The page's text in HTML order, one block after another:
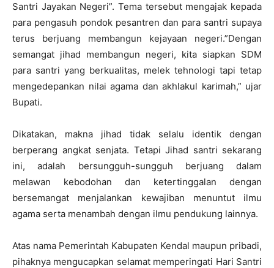
Santri Jayakan Negeri”. Tema tersebut mengajak kepada
para pengasuh pondok pesantren dan para santri supaya
terus berjuang membangun kejayaan negeri.”Dengan
semangat jihad membangun negeri, kita siapkan SDM
para santri yang berkualitas, melek tehnologi tapi tetap
mengedepankan nilai agama dan akhlakul karimah,” ujar
Bupati.
Dikatakan, makna jihad tidak selalu identik dengan
berperang angkat senjata. Tetapi Jihad santri sekarang
ini, adalah bersungguh-sungguh berjuang dalam
melawan kebodohan dan ketertinggalan dengan
bersemangat menjalankan kewajiban menuntut ilmu
agama serta menambah dengan ilmu pendukung lainnya.
Atas nama Pemerintah Kabupaten Kendal maupun pribadi,
pihaknya mengucapkan selamat memperingati Hari Santri